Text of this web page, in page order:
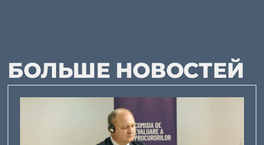
БОЛЬШЕ НОВОСТЕЙ